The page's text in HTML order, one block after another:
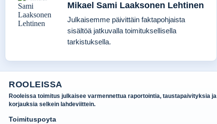
Mikael Sami Laaksonen Lehtinen
Julkaisemme päivittäin faktapohjaista
sisältöä jatkuvalla toimituksellisella
tarkistuksella.
ROOLEISSA
Rooleissa toimitus julkaisee varmennettua raportointia, taustapaivityksia ja
korjauksia selkein lahdeviittein.
Toimituspoyta